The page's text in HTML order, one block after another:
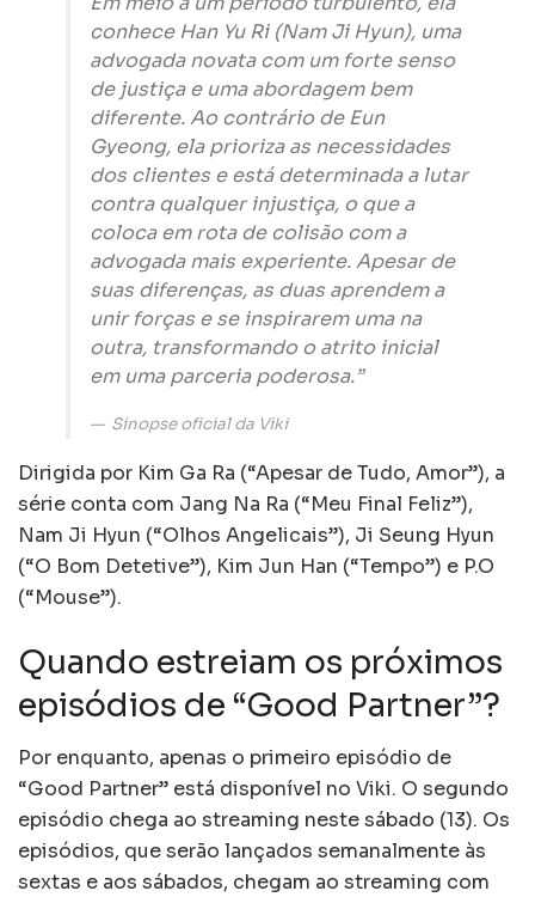
conhece Han Yu Ri (Nam Ji Hyun), uma
advogada novata com um forte senso
de justiça e uma abordagem bem
diferente. Ao contrário de Eun
Gyeong, ela prioriza as necessidades
dos clientes e está determinada a lutar
contra qualquer injustiça, o que a
coloca em rota de colisão com a
advogada mais experiente. Apesar de
suas diferenças, as duas aprendem a
unir forças e se inspirarem uma na
outra, transformando o atrito inicial
em uma parceria poderosa.”
Sinopse oficial da Viki
Dirigida por Kim Ga Ra (“Apesar de Tudo, Amor”), a
série conta com Jang Na Ra (“Meu Final Feliz”),
Nam Ji Hyun (“Olhos Angelicais”), Ji Seung Hyun
(“O Bom Detetive”), Kim Jun Han (“Tempo”) e P.O
(“Mouse”).
Quando estreiam os próximos
episódios de “Good Partner”?
Por enquanto, apenas o primeiro episódio de
“Good Partner” está disponível no Viki. O segundo
episódio chega ao streaming neste sábado (13). Os
episódios, que serão lançados semanalmente às
sextas e aos sábados, chegam ao streaming com